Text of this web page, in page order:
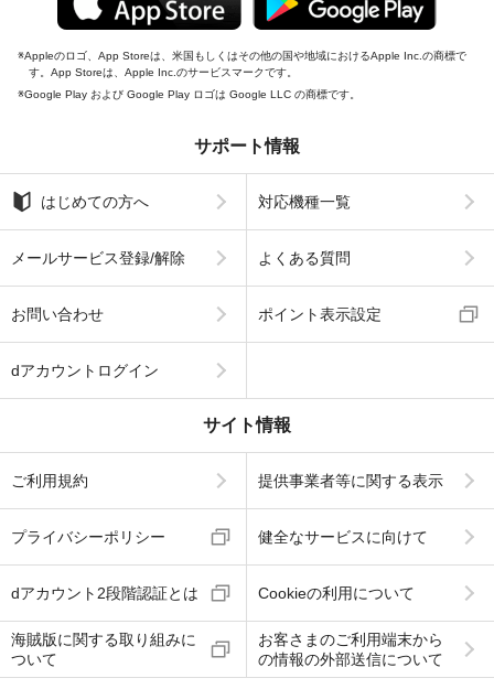
Appleのロゴ、App Storeは、米国もしくはその他の国や地域におけるApple Inc.の商標で
す。App Storeは、Apple Inc.のサービスマークです。
Google Play および Google Play ロゴは Google LLC の商標です。
サポート情報
はじめての方へ 対応機種一覧
メールサービス登録/解除 よくある質問
お問い合わせ ポイント表示設定
dアカウントログイン
サイト情報
ご利用規約 提供事業者等に関する表示
プライバシーポリシー 健全なサービスに向けて
dアカウント2段階認証とは Cookieの利用について
海賊版に関する取り組みに
ついて
お客さまのご利用端末から
の情報の外部送信について